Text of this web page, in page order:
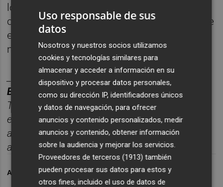
lo mío, acabando la temporada con
continuidad y muy buen nivel. Cuando acabe
esto, cogeré vacaciones y desconectaré con
mi familia y amigos".
________
BOLET ÍNDEPORTESCASTELLÓNPLAZA.
Toda la información deportiva de la provincia,
enviada cada día a tu correo para seguir la
actualidad sin depender de
algoritmos.Suscríbetegratis alboletín
ARCHIVADO EN VILLARREAL CF
Uso responsable de sus
datos
Nosotros y nuestros socios utilizamos
cookies y tecnologías similares para
almacenar y acceder a información en su
dispositivo y procesar datos personales,
como su dirección IP, identificadores únicos
y datos de navegación, para ofrecer
anuncios y contenido personalizados, medir
anuncios y contenido, obtener información
sobre la audiencia y mejorar los servicios.
Proveedores de terceros (1913) también
pueden procesar sus datos para estos y
otros fines, incluido el uso de datos de